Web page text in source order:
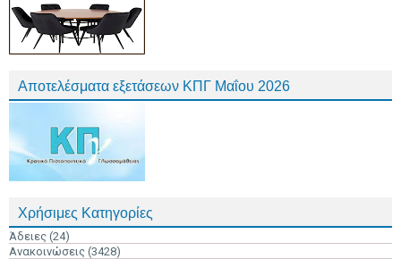
Αποτελέσματα εξετάσεων ΚΠΓ Μαΐου 2026
Χρήσιμες Κατηγορίες
Άδειες (24)
Ανακοινώσεις (3428)